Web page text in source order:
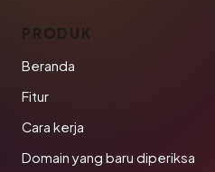
PRODUK
Beranda
Fitur
Cara kerja
Domain yang baru diperiksa